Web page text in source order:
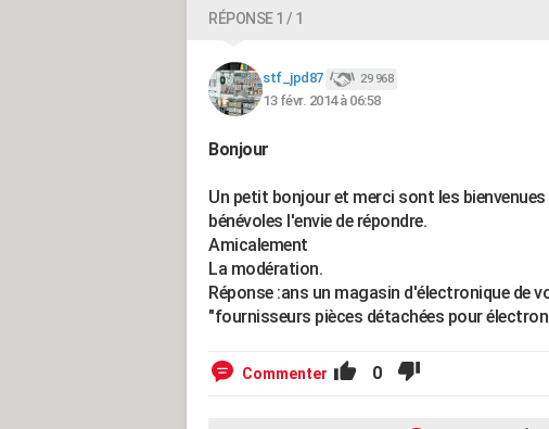
RÉPONSE 1 / 1
stf_jpd87 29 968
13 févr. 2014 à 06:58
Bonjour
Un petit bonjour et merci sont les
bénévoles l'envie de répondre.
Amicalement
La modération.
Réponse :ans un magasin d'électronique de
"fournisseurs pièces détachées pour
Commenter 0